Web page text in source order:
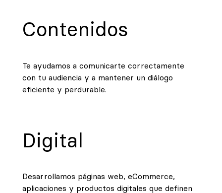
Contenidos
Te ayudamos a comunicarte correctamente
con tu audiencia y a mantener un diálogo
eficiente y perdurable.
Digital
Desarrollamos páginas web, eCommerce,
aplicaciones y productos digitales que definen